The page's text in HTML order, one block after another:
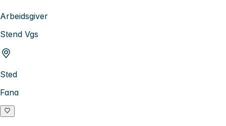
Arbeidsgiver
Stend Vgs
Sted
Fana